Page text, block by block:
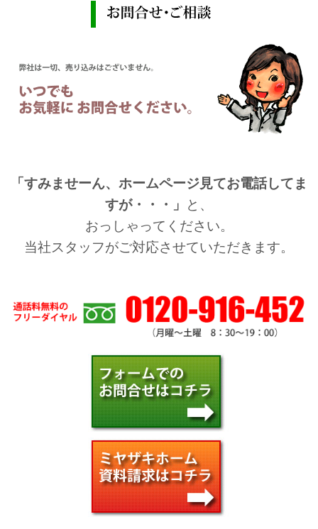
「すみませーん、ホームページ見てお電話してま
すが・・・」
と、
おっしゃってください。
当社スタッフがご対応させていただきます。